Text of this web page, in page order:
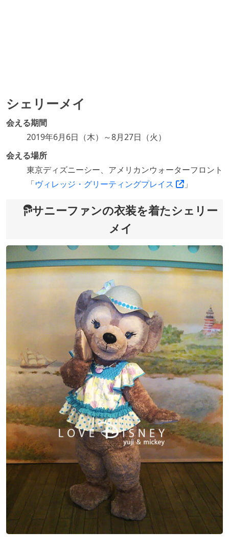
シェリーメイ
会える期間
2019年6月6日（木）～8月27日（火）
会える場所
東京ディズニーシー、アメリカンウォーターフロント
「ヴィレッジ・グリーティングプレイス 」
サニーファンの衣装を着たシェリー
メイ